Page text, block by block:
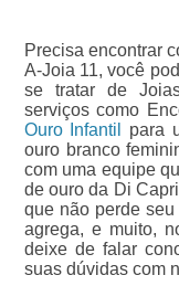
Precisa encontrar
A-Joia 11, você
se tratar de
serviços como
Ouro Infantil
para
ouro branco
com uma equipe
de ouro da Di
que não perde
agrega, e muito,
deixe de falar
suas dúvidas com